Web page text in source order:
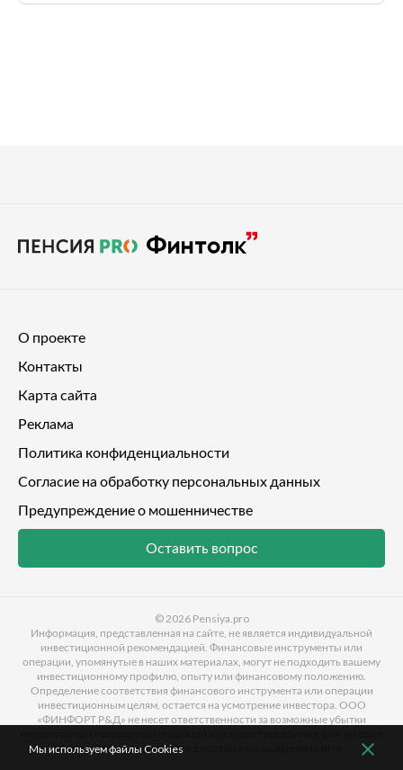
О проекте
Контакты
Карта сайта
Реклама
Политика конфиденциальности
Согласие на обработку персональных данных
Предупреждение о мошенничестве
Оставить вопрос
© 2026 Pensiya.pro
Информация, представленная на сайте, не является индивидуальной
инвестиционной рекомендацией. Финансовые инструменты или
операции, упомянутые в наших материалах, могут не подходить вашему
инвестиционному профилю, опыту или финансовому положению.
Определение соответствия финансового инструмента или операции
инвестиционным целям, остается на усмотрение инвестора. ООО
«ФИНФОРТ Р&Д» не несет ответственности за возможные убытки
инструменты, упомянутые в материалах на данном сайте.
Мы используем файлы Cookies